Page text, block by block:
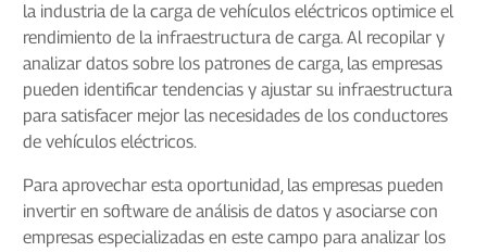
la industria de la carga de vehículos eléctricos optimice el
rendimiento de la infraestructura de carga. Al recopilar y
analizar datos sobre los patrones de carga, las empresas
pueden identificar tendencias y ajustar su infraestructura
para satisfacer mejor las necesidades de los conductores
de vehículos eléctricos.
Para aprovechar esta oportunidad, las empresas pueden
invertir en software de análisis de datos y asociarse con
empresas especializadas en este campo para analizar los